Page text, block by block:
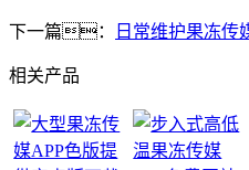
下一篇： 日常维护果冻传
相关产品